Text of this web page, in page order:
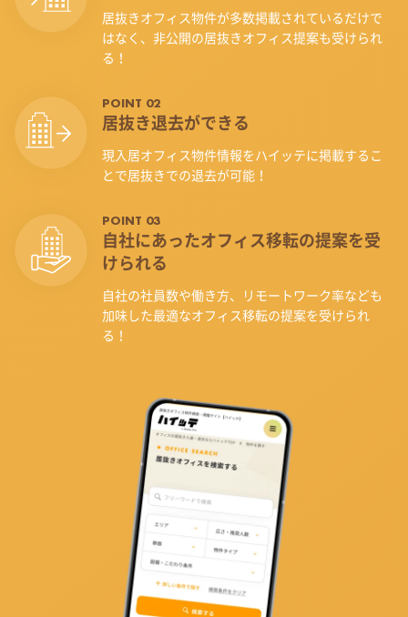
居抜きオフィス物件が多数掲載されているだけで
はなく、非公開の居抜きオフィス提案も受けられ
る！
POINT 02
居抜き退去ができる
現入居オフィス物件情報をハイッテに掲載するこ
とで居抜きでの退去が可能！
POINT 03
自社にあったオフィス移転の提案を受
けられる
自社の社員数や働き方、リモートワーク率なども
加味した最適なオフィス移転の提案を受けられ
る！